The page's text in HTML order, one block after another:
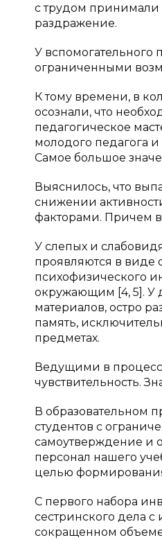
с трудом принимали
раздражение.
У вспомогательного
ограниченными
К тому времени, в
осознали, что
педагогическое
молодого педагога и
Самое большое
Выяснилось, что
снижении
факторами. Причем
У слепых и
проявляются в виде
психофизического
окружающим [4, 5]. У
материалов, остро
память,
предметах.
Ведущими в
чувствительность.
В образовательном
студентов с
самоутверждение и
персонал нашего
целью
С первого набора
сестринского дела
сокращенном